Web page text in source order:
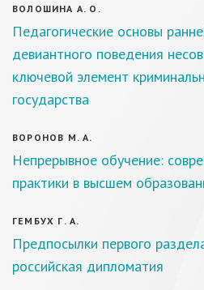
ВОЛОШИНА А. О.
Педагогические основы
девиантного поведения
ключевой элемент
государства
ВОРОНОВ М. А.
Непрерывное обучение:
практики в высшем
ГЕМБУХ Г. А.
Предпосылки первого
российская дипломатия